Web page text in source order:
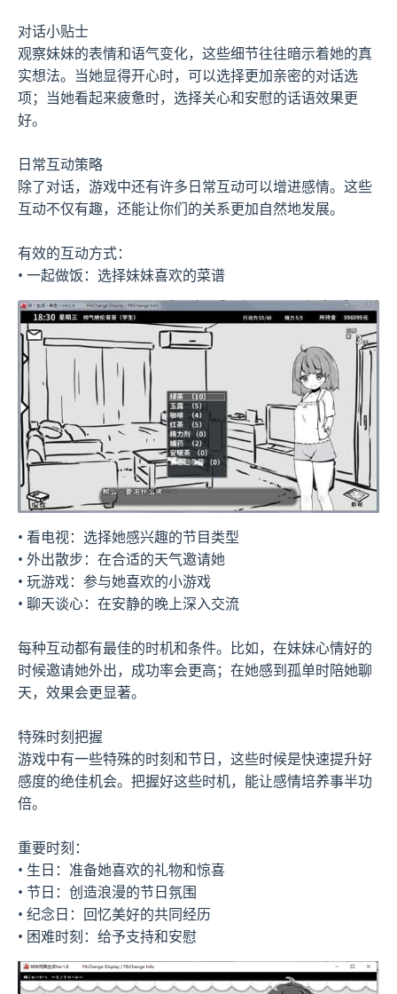
对话小贴士
观察妹妹的表情和语气变化，这些细节往往暗示着她的真
实想法。当她显得开心时，可以选择更加亲密的对话选
项；当她看起来疲惫时，选择关心和安慰的话语效果更
好。
日常互动策略
除了对话，游戏中还有许多日常互动可以增进感情。这些
互动不仅有趣，还能让你们的关系更加自然地发展。
有效的互动方式：
• 一起做饭：选择妹妹喜欢的菜谱
• 看电视：选择她感兴趣的节目类型
• 外出散步：在合适的天气邀请她
• 玩游戏：参与她喜欢的小游戏
• 聊天谈心：在安静的晚上深入交流
每种互动都有最佳的时机和条件。比如，在妹妹心情好的
时候邀请她外出，成功率会更高；在她感到孤单时陪她聊
天，效果会更显著。
特殊时刻把握
游戏中有一些特殊的时刻和节日，这些时候是快速提升好
感度的绝佳机会。把握好这些时机，能让感情培养事半功
倍。
重要时刻：
• 生日：准备她喜欢的礼物和惊喜
• 节日：创造浪漫的节日氛围
• 纪念日：回忆美好的共同经历
• 困难时刻：给予支持和安慰